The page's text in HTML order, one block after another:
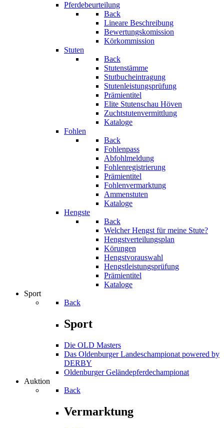
Pferdebeurteilung
Back
Lineare Beschreibung
Bewertungskomission
Körkommission
Stuten
Back
Stutenstämme
Stutbucheintragung
Stutenleistungsprüfung
Prämientitel
Elite Stutenschau Höven
Zuchtstutenvermittlung
Kataloge
Fohlen
Back
Fohlenpass
Abfohlmeldung
Fohlenregistrierung
Prämientitel
Fohlenvermarktung
Ammenstuten
Kataloge
Hengste
Back
Welcher Hengst für meine Stute?
Hengstverteilungsplan
Körungen
Hengstvorauswahl
Hengstleistungsprüfung
Prämientitel
Kataloge
Sport
Back
Sport
Die OLD Masters
Das Oldenburger Landeschampionat powered by
DERBY
Oldenburger Geländepferde­championat
Auktion
Back
Vermarktung